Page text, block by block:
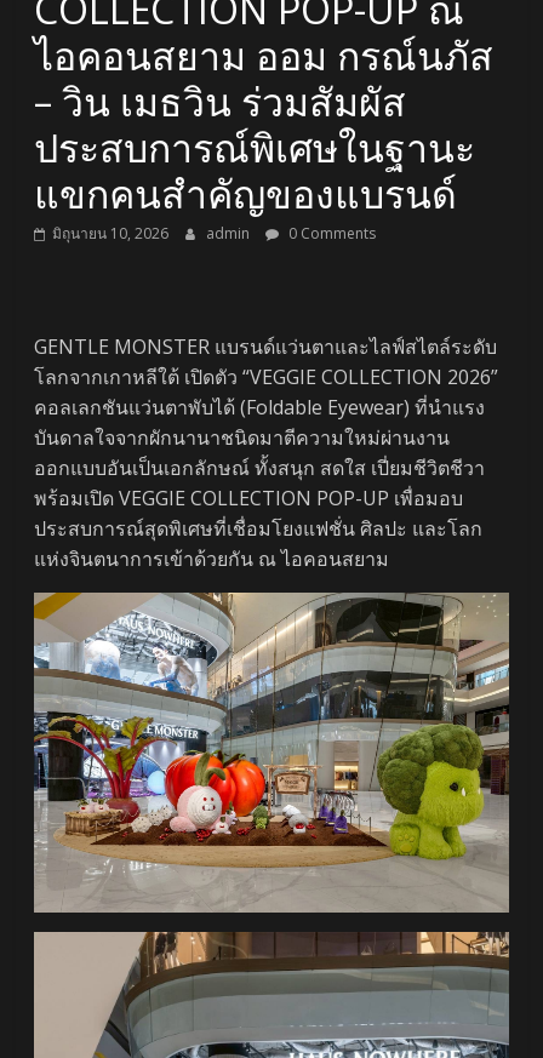
ไอคอนสยาม ออม กรณ์นภัส
– วิน เมธวิน ร่วมสัมผัส
ประสบการณ์พิเศษในฐานะ
แขกคนสำคัญของแบรนด์
มิถุนายน 10, 2026 admin 0 Comments
GENTLE MONSTER แบรนด์แว่นตาและไลฟ์สไตล์ระดับ
โลกจากเกาหลีใต้ เปิดตัว “VEGGIE COLLECTION 2026”
คอลเลกชันแว่นตาพับได้ (Foldable Eyewear) ที่นำแรง
บันดาลใจจากผักนานาชนิดมาตีความใหม่ผ่านงาน
ออกแบบอันเป็นเอกลักษณ์ ทั้งสนุก สดใส เปี่ยมชีวิตชีวา
พร้อมเปิด VEGGIE COLLECTION POP-UP เพื่อมอบ
ประสบการณ์สุดพิเศษที่เชื่อมโยงแฟชั่น ศิลปะ และโลก
แห่งจินตนาการเข้าด้วยกัน ณ ไอคอนสยาม